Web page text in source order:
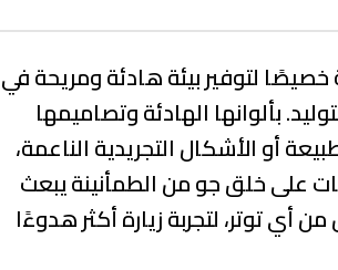
لتوفير بيئة هادئة ومريحة في
بألوانها الهادئة وتصاميمها
أو الأشكال التجريدية الناعمة،
على خلق جو من الطمأنينة يبعث
من أي توتر، لتجربة زيارة أكثر هدوءًا